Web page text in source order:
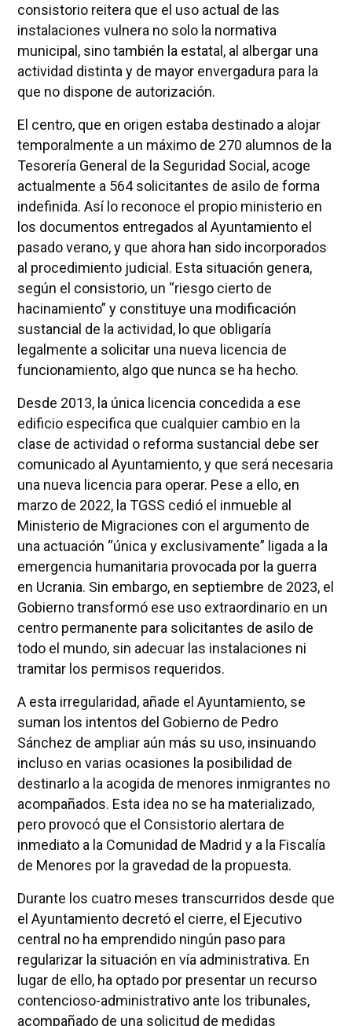
consistorio reitera que el uso actual de las
instalaciones vulnera no solo la normativa
municipal, sino también la estatal, al albergar una
actividad distinta y de mayor envergadura para la
que no dispone de autorización.
El centro, que en origen estaba destinado a alojar
temporalmente a un máximo de 270 alumnos de la
Tesorería General de la Seguridad Social, acoge
actualmente a 564 solicitantes de asilo de forma
indefinida. Así lo reconoce el propio ministerio en
los documentos entregados al Ayuntamiento el
pasado verano, y que ahora han sido incorporados
al procedimiento judicial. Esta situación genera,
según el consistorio, un “riesgo cierto de
hacinamiento” y constituye una modificación
sustancial de la actividad, lo que obligaría
legalmente a solicitar una nueva licencia de
funcionamiento, algo que nunca se ha hecho.
Desde 2013, la única licencia concedida a ese
edificio especifica que cualquier cambio en la
clase de actividad o reforma sustancial debe ser
comunicado al Ayuntamiento, y que será necesaria
una nueva licencia para operar. Pese a ello, en
marzo de 2022, la TGSS cedió el inmueble al
Ministerio de Migraciones con el argumento de
una actuación “única y exclusivamente” ligada a la
emergencia humanitaria provocada por la guerra
en Ucrania. Sin embargo, en septiembre de 2023, el
Gobierno transformó ese uso extraordinario en un
centro permanente para solicitantes de asilo de
todo el mundo, sin adecuar las instalaciones ni
tramitar los permisos requeridos.
A esta irregularidad, añade el Ayuntamiento, se
suman los intentos del Gobierno de Pedro
Sánchez de ampliar aún más su uso, insinuando
incluso en varias ocasiones la posibilidad de
destinarlo a la acogida de menores inmigrantes no
acompañados. Esta idea no se ha materializado,
pero provocó que el Consistorio alertara de
inmediato a la Comunidad de Madrid y a la Fiscalía
de Menores por la gravedad de la propuesta.
Durante los cuatro meses transcurridos desde que
el Ayuntamiento decretó el cierre, el Ejecutivo
central no ha emprendido ningún paso para
regularizar la situación en vía administrativa. En
lugar de ello, ha optado por presentar un recurso
contencioso-administrativo ante los tribunales,
acompañado de una solicitud de medidas